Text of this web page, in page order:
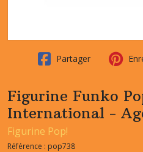
Partager
Figurine Funko
International -
Figurine Pop!
Référence : pop738